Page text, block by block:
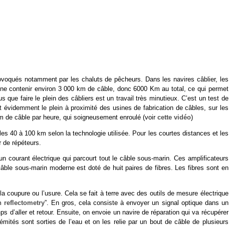
notamment par les chaluts de pêcheurs. Dans les navires câblier, les
contenir environ 3 000 km de câble, donc 6000 Km au total, ce qui permet
que faire le plein des câbliers est un travail très minutieux. C’est un test de
le plein à proximité des usines de fabrication de câbles, sur les
câble par heure, qui soigneusement enroulé (voir cette vidéo)
40 à 100 km selon la technologie utilisée. Pour les courtes distances et les
répéteurs.
courant électrique qui parcourt tout le câble sous-marin. Ces amplificateurs
sous-marin moderne est doté de huit paires de fibres. Les fibres sont en
coupure ou l’usure. Cela se fait à terre avec des outils de mesure électrique
reflectometry”. En gros, cela consiste à envoyer un signal optique dans un
et retour. Ensuite, on envoie un navire de réparation qui va récupérer
sont sorties de l’eau et on les relie par un bout de câble de plusieurs